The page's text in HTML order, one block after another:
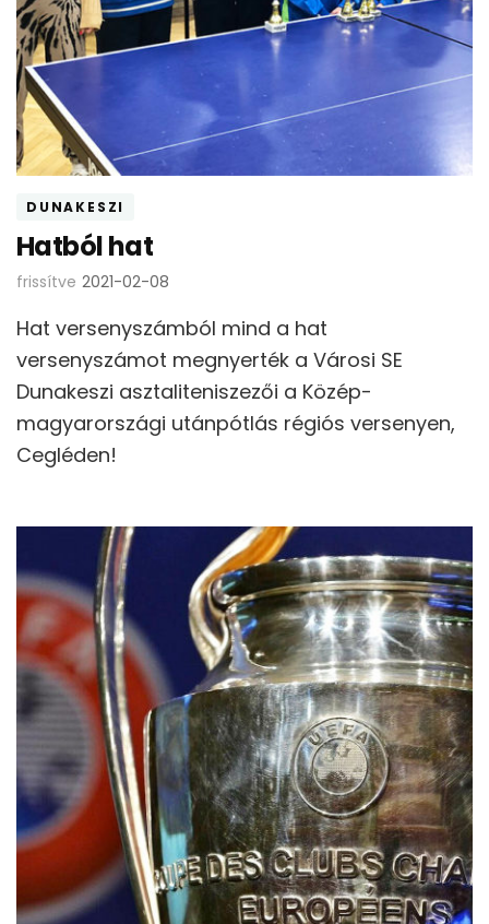
DUNAKESZI
Hatból hat
frissítve 2021-02-08
Hat versenyszámból mind a hat
versenyszámot megnyerték a Városi SE
Dunakeszi asztaliteniszezői a Közép-
magyarországi utánpótlás régiós versenyen,
Cegléden!